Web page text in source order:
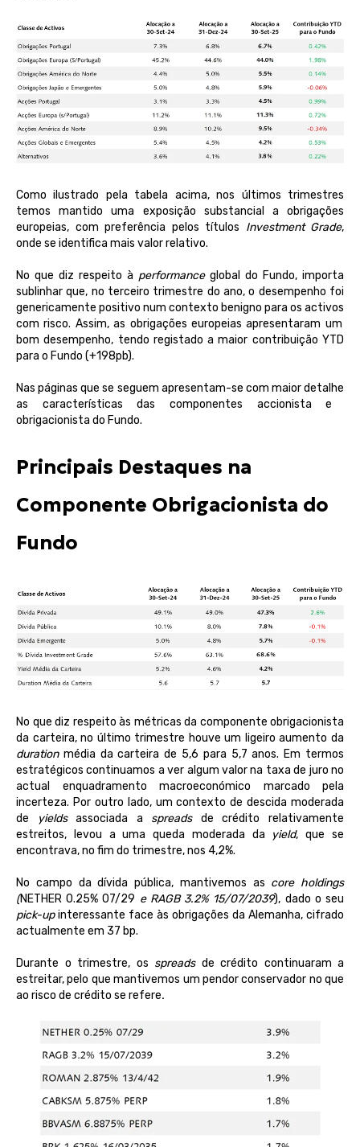
Comoilustrado pela tabela acima,nos últimos trimestres
temos
mantido uma exposição substancial a
obrigações
europeias, com preferência pelos títulos Investment Grade,
onde se identifica mais valorrelativo.
No que diz respeito à performanceglobal do Fundo, importa
sublinhar que, no terceiro trimestre doano, o desempenho foi
genericamente positivo num contexto benigno para os activos
comrisco. Assim, as obrigações europeias apresentaram um
bom desempenho, tendo registado amaior contribuição YTD
para o Fundo (+198pb).
Nas páginas que se seguem apresentam-se com maiordetalhe
as características dascomponentes accionista e
obrigacionista do Fundo.
Principais Destaques na
Componente Obrigacionista do
Fundo
No que diz respeito às métricas da componente obrigacionista
da carteira, no último trimestre houve um ligeiro aumento da
durationmédia da carteira de 5,6 para 5,7 anos. Em termos
estratégicos continuamos a ver algum valor na taxa de juro no
actual
enquadramento macroeconómico marcado pela
incerteza. Por outro lado, um contexto de descida moderada
de
yieldsassociada a spreads de crédito relativamente
estreitos, levou a uma queda moderada da yield, que se
encontrava, no fim do trimestre, nos 4,2%.
No campo dadívida pública, mantivemos as core holdings
(NETHER 0.25% 07/29 e RAGB 3.2% 15/07/2039), dado oseu
pick-up interessante face às obrigações da Alemanha, cifrado
actualmente em 37 bp.
Durante o trimestre, os spreadsde crédito continuaram a
estreitar, pelo que mantivemos um pendor conservador no que
ao risco de crédito se refere.